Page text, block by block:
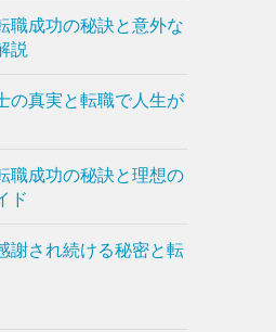
職成功の秘訣と意外な
説
の真実と転職で人生が
職成功の秘訣と理想の
ド
謝され続ける秘密と転